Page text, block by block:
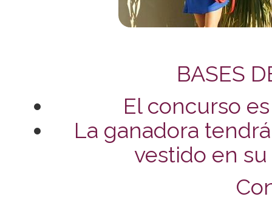
BASES
El concurso
La ganadora
vestido en